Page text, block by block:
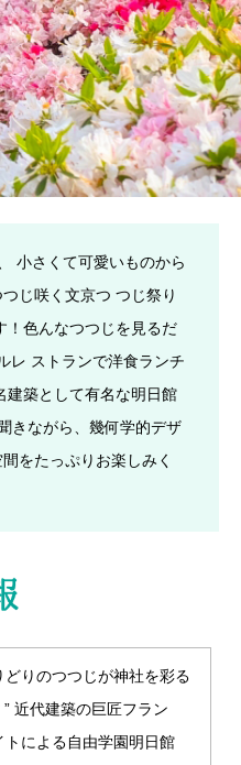
小さくて可愛いものから
じ咲く文京つ つじ祭り
！色んなつつじを見るだ
レ ストランで洋食ランチ
建築として有名な明日館
きながら、幾何学的デザ
をたっぷりお楽しみく
どりのつつじが神社を彩る
近代建築の巨匠フラン
トによる自由学園明日館